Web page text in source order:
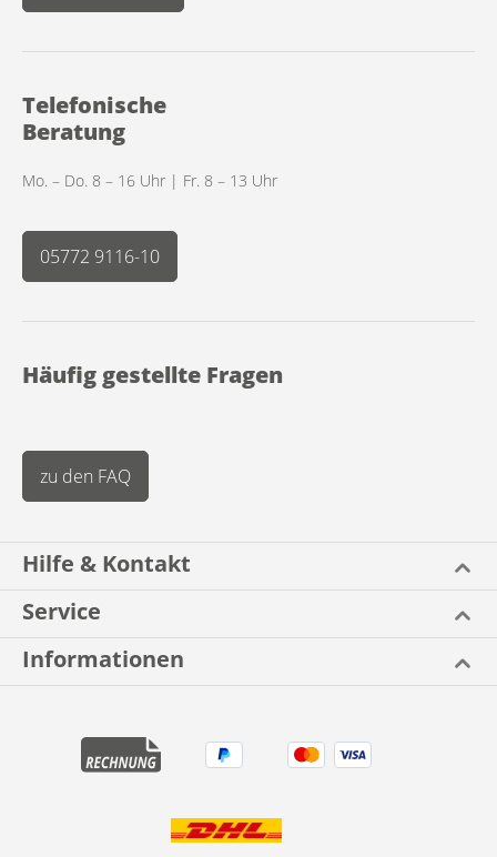
Telefonische
Beratung
Mo. – Do. 8 – 16 Uhr | Fr. 8 – 13 Uhr
05772 9116-10
Häufig gestellte Fragen
zu den FAQ
Hilfe & Kontakt
Service
Informationen